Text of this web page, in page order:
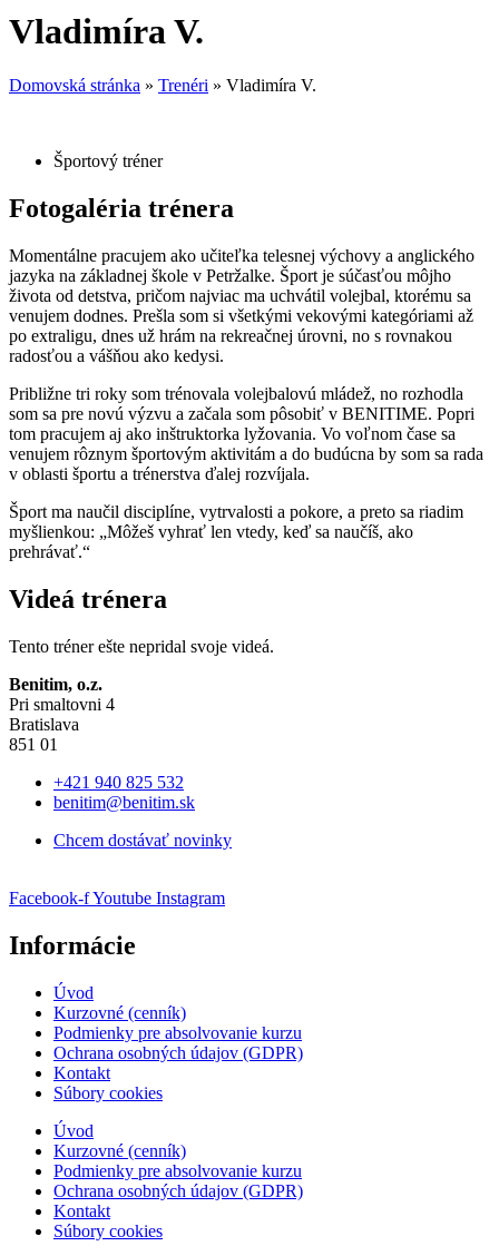
Vladimíra V.
Domovská stránka » Trenéri » Vladimíra V.
Športový tréner
Fotogaléria trénera
Momentálne pracujem ako učiteľka telesnej výchovy a anglického
jazyka na základnej škole v Petržalke. Šport je súčasťou môjho
života od detstva, pričom najviac ma uchvátil volejbal, ktorému sa
venujem dodnes. Prešla som si všetkými vekovými kategóriami až
po extraligu, dnes už hrám na rekreačnej úrovni, no s rovnakou
radosťou a vášňou ako kedysi.
Približne tri roky som trénovala volejbalovú mládež, no rozhodla
som sa pre novú výzvu a začala som pôsobiť v BENITIME. Popri
tom pracujem aj ako inštruktorka lyžovania. Vo voľnom čase sa
venujem rôznym športovým aktivitám a do budúcna by som sa rada
v oblasti športu a trénerstva ďalej rozvíjala.
Šport ma naučil disciplíne, vytrvalosti a pokore, a preto sa riadim
myšlienkou: „Môžeš vyhrať len vtedy, keď sa naučíš, ako
prehrávať.“
Videá trénera
Tento tréner ešte nepridal svoje videá.
Benitim, o.z.
Pri smaltovni 4
Bratislava
851 01
+421 940 825 532
benitim@benitim.sk
Chcem dostávať novinky
Facebook-fYoutube Instagram
Informácie
Úvod
Kurzovné (cenník)
Podmienky pre absolvovanie kurzu
Ochrana osobných údajov (GDPR)
Kontakt
Súbory cookies
Úvod
Kurzovné (cenník)
Podmienky pre absolvovanie kurzu
Ochrana osobných údajov (GDPR)
Kontakt
Súbory cookies